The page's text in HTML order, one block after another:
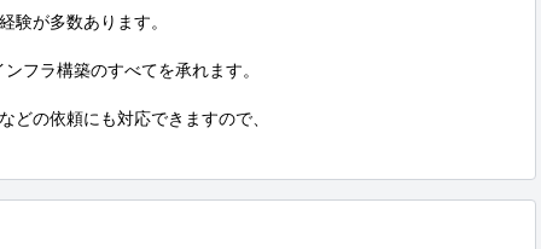
験が多数あります。
フラ構築のすべてを承れます。
どの依頼にも対応できますので、